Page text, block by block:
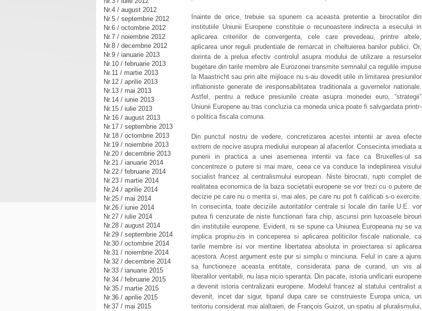
Inainte de orice, trebuie sa spunem ca aceasta pretentie a birocratilor din
institutiile Uniunii Europene constituie o recunoastere indirecta a esecului in
aplicarea criteriilor de convergenta, cele care prevedeau, printre altele,
aplicarea unor reguli prudentiale de remarcat in cheltuierea banilor publici. Or,
dorinta de a prelua efectiv controlul asupra modului de utilizare a resurselor
bugetare din tarile membre ale Eurozonei transmite semnalul ca regulile impuse
la Maastricht sau prin alte mijloace nu s-au dovedit utile in limitarea presiunilor
inflationiste generate de iresponsabilitatea traditionala a guvernelor nationale.
Astfel, pentru a reduce presiunile create asupra monedei euro, “strategii”
Uniunii Europene au tras concluzia ca moneda unica poate fi salvgardata printr-
o politica fiscala comuna.
Din punctul nostru de vedere, concretizarea acestei intentii ar avea efecte
extrem de nocive asupra mediului european al afacerilor. Consecinta imediata a
punerii in practica a unei asemenea intentii va face ca Bruxelles-ul sa
concentreze o putere si mai mare, ceea ce va conduce la indeplinirea visului
socialist francez al centralismului european. Niste birocrati, rupti complet de
realitatea economica de la baza societatii europene se vor trezi cu o putere de
decizie pe care nu o merita si, mai ales, pe care nu pot fi calificati s-o exercite.
In consecinta, toate deciziile autoritatilor centrale si locale din tarile U.E. vor
putea fi cenzurate de niste functionari fara chip, ascunsi prin luxoasele birouri
din institutiile europene. Evident, ni se spune ca Uniunea Europeana nu se va
implica propriu-zis in conceperea si aplicarea politicilor fiscale nationale, ca
tarile membre isi vor mentine libertatea absoluta in proiectarea si aplicarea
acestora. Acest argument este pur si simplu o minciuna. Felul in care a ajuns
sa functioneze aceasta entitate, considerata pana de curand, un vis al
liberalilor veritabili, nu lasa nicio speranta. Din pacate, istoria unificarii europene
a devenit istoria centralizarii europene. Modelul francez al statului centralist a
devenit, incet dar sigur, tiparul dupa care se construieste Europa unica, un
teritoriu considerat mai alaltaieri, de François Guizot, un spatiu al pluralismului,
Nr.4 / august 2012
Nr.5 / septembrie 2012
Nr.6 / octombrie 2012
Nr.7 / noiembrie 2012
Nr.8 / decembrie 2012
Nr.9 / ianuarie 2013
Nr.10 / februarie 2013
Nr.11 / martie 2013
Nr.12 / aprilie 2013
Nr.13 / mai 2013
Nr.14 / iunie 2013
Nr.15 / iulie 2013
Nr.16 / august 2013
Nr.17 / septembrie 2013
Nr.18 / octombrie 2013
Nr.19 / noiembrie 2013
Nr.20 / decembrie 2013
Nr.21 / ianuarie 2014
Nr.22 / februarie 2014
Nr.23 / martie 2014
Nr.24 / aprilie 2014
Nr.25 / mai 2014
Nr.26 / iunie 2014
Nr.27 / iulie 2014
Nr.28 / august 2014
Nr.29 / septembrie 2014
Nr.30 / octombrie 2014
Nr.31 / noiembrie 2014
Nr.32 / decembrie 2014
Nr.33 / ianuarie 2015
Nr.34 / februarie 2015
Nr.35 / martie 2015
Nr.36 / aprilie 2015
Nr.37 / mai 2015